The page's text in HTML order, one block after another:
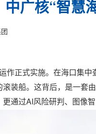
广核“智慧
作正式实施。在海口集
装船。这背后，是一套
通过AI风险研判、图像智